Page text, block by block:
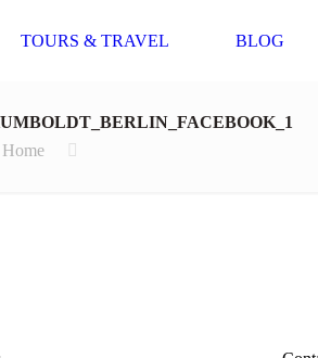
TOURS & TRAVEL BLOG
Home